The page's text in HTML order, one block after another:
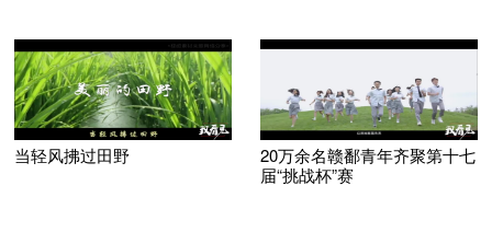
当轻风拂过田野
20万余名赣鄱青年齐聚第十七
届“挑战杯”赛